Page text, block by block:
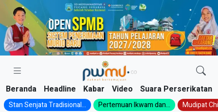
Skip
content
Beranda Headline Kabar Video Suara Perserikatan
Stan Senjata Tradisional... Pertemuan Ikwam dan... Mudipat